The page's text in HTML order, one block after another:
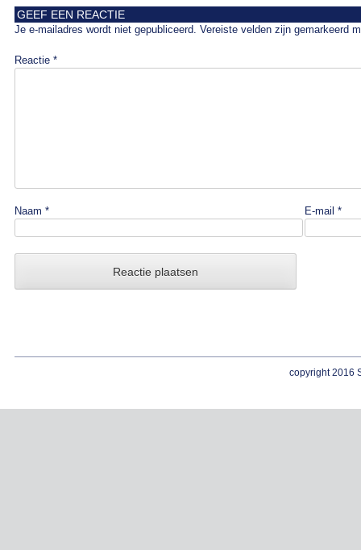
GEEF EEN REACTIE
Je e-mailadres wordt niet gepubliceerd. Vereiste velden zijn gemarkeerd
Reactie *
Naam * E-mail *
copyright 2016